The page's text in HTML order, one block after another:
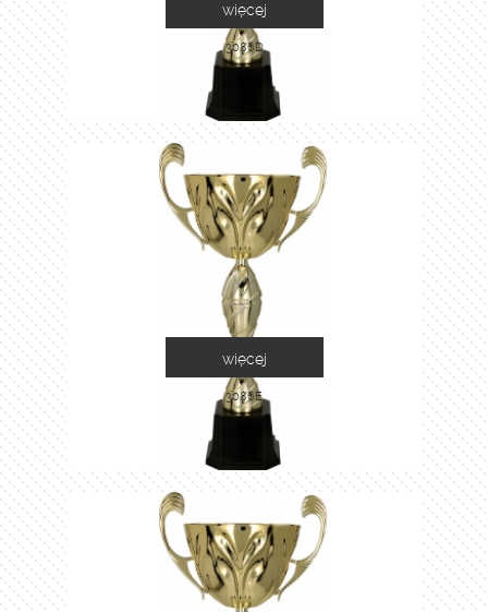
3086D
więcej
3086E
więcej